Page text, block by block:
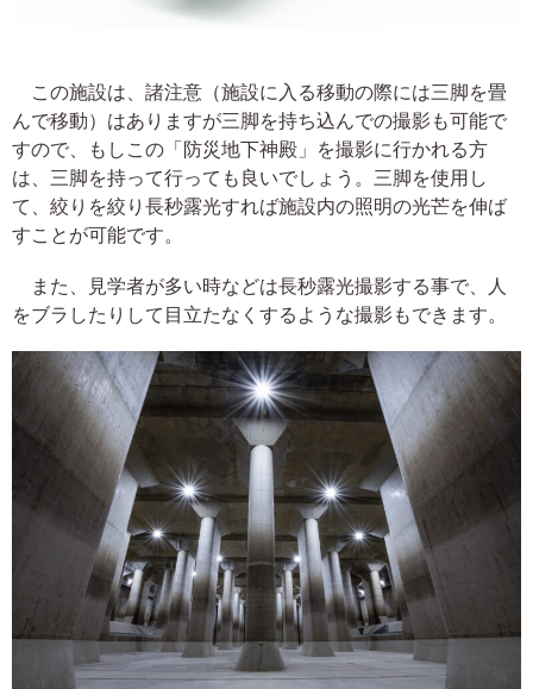
この施設は、諸注意（施設に入る移動の際には三脚を畳
んで移動）はありますが三脚を持ち込んでの撮影も可能で
すので、もしこの「防災地下神殿」を撮影に行かれる方
は、三脚を持って行っても良いでしょう。三脚を使用し
て、絞りを絞り長秒露光すれば施設内の照明の光芒を伸ば
すことが可能です。
また、見学者が多い時などは長秒露光撮影する事で、人
をブラしたりして目立たなくするような撮影もできます。